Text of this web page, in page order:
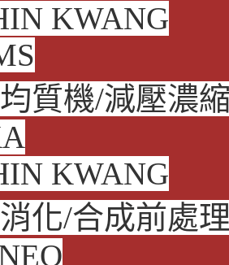
KWANG
質機/減壓濃
KWANG
化/合成前處